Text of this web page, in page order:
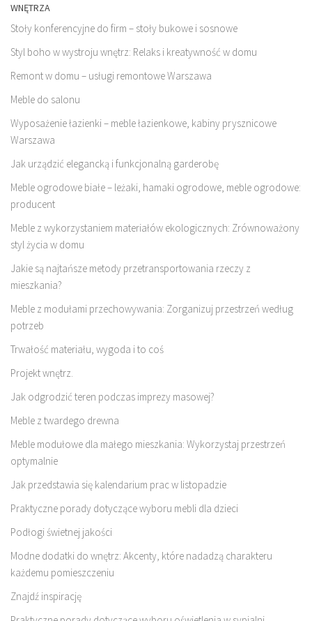
WNĘTRZA
Stoły konferencyjne do firm – stoły bukowe i sosnowe
Styl boho w wystroju wnętrz: Relaks i kreatywność w domu
Remont w domu – usługi remontowe Warszawa
Meble do salonu
Wyposażenie łazienki – meble łazienkowe, kabiny prysznicowe
Warszawa
Jak urządzić elegancką i funkcjonalną garderobę
Meble ogrodowe białe – leżaki, hamaki ogrodowe, meble ogrodowe:
producent
Meble z wykorzystaniem materiałów ekologicznych: Zrównoważony
styl życia w domu
Jakie są najtańsze metody przetransportowania rzeczy z
mieszkania?
Meble z modułami przechowywania: Zorganizuj przestrzeń według
potrzeb
Trwałość materiału, wygoda i to coś
Projekt wnętrz.
Jak odgrodzić teren podczas imprezy masowej?
Meble z twardego drewna
Meble modułowe dla małego mieszkania: Wykorzystaj przestrzeń
optymalnie
Jak przedstawia się kalendarium prac w listopadzie
Praktyczne porady dotyczące wyboru mebli dla dzieci
Podłogi świetnej jakości
Modne dodatki do wnętrz: Akcenty, które nadadzą charakteru
każdemu pomieszczeniu
Znajdź inspirację